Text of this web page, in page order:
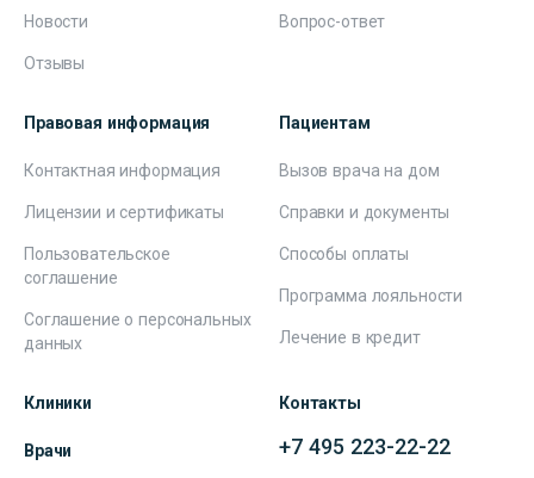
Новости
Отзывы
Вопрос-ответ
Правовая информация
Контактная информация
Лицензии и сертификаты
Пользовательское
соглашение
Соглашение о персональных
данных
Пациентам
Вызов врача на дом
Справки и документы
Способы оплаты
Программа лояльности
Лечение в кредит
Клиники
Врачи
Контакты
+7 495 223-22-22